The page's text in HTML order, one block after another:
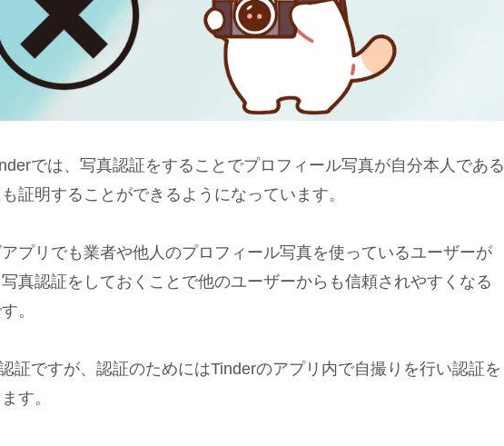
では、写真認証をすることでプロフィール写真が自分本人である
証明することができるようになっています。
プリでも業者や他人のプロフィール写真を使っているユーザーが
真認証をしておくことで他のユーザーからも信頼されやすくなる
。
証ですが、認証のためにはTinderのアプリ内で自撮りを行い認証を
す。